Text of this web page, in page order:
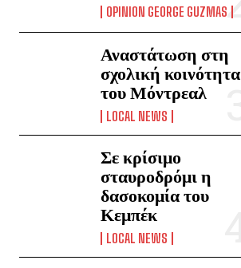
OPINION GEORGE GUZMAS
Αναστάτωση στη
σχολική κοινότητα
του Μόντρεαλ
LOCAL NEWS
Σε κρίσιμο
σταυροδρόμι η
δασοκομία του
Κεμπέκ
LOCAL NEWS